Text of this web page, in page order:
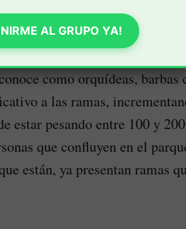
las especies de árboles que
como orquídeas,
a las ramas,
estar pesando entre 100 y
que confluyen en el
están, ya presentan ramas
AL GRUPO YA!